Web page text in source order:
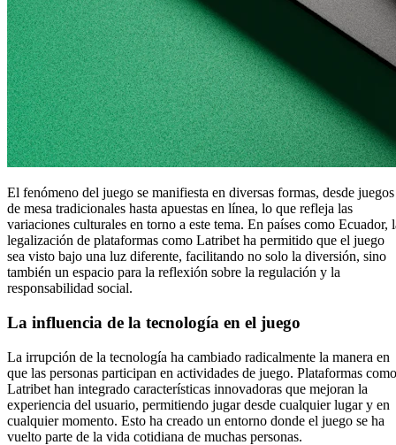
El fenómeno del juego se manifiesta en diversas formas, desde juegos
de mesa tradicionales hasta apuestas en línea, lo que refleja las
variaciones culturales en torno a este tema. En países como Ecuador,
legalización de plataformas como Latribet ha permitido que el juego
sea visto bajo una luz diferente, facilitando no solo la diversión, sino
también un espacio para la reflexión sobre la regulación y la
responsabilidad social.
La influencia de la tecnología en el juego
La irrupción de la tecnología ha cambiado radicalmente la manera en
que las personas participan en actividades de juego. Plataformas como
Latribet han integrado características innovadoras que mejoran la
experiencia del usuario, permitiendo jugar desde cualquier lugar y en
cualquier momento. Esto ha creado un entorno donde el juego se ha
vuelto parte de la vida cotidiana de muchas personas.